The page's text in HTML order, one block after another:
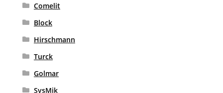
Comelit
Block
Hirschmann
Turck
Golmar
SysMik